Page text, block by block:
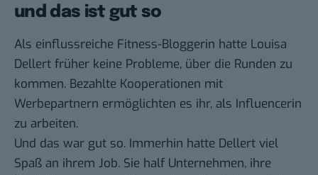
und das ist gut so
Als einflussreiche Fitness-Bloggerin hatte Louisa
Dellert früher keine Probleme, über die Runden zu
kommen. Bezahlte Kooperationen mit
Werbepartnern ermöglichten es ihr, als Influencerin
zu arbeiten.
Und das war gut so. Immerhin hatte Dellert viel
Spaß an ihrem Job. Sie half Unternehmen, ihre